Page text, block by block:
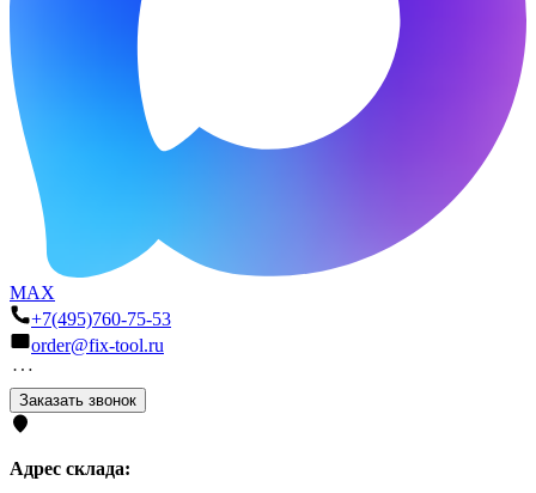
MAX
+7(495)760-75-53
order@fix-tool.ru
Заказать звонок
Адрес склада: